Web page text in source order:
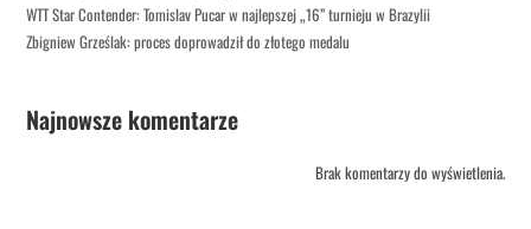
WTT Star Contender: Tomislav Pucar w najlepszej „16” turnieju w Brazylii
Zbigniew Grześlak: proces doprowadził do złotego medalu
Najnowsze komentarze
Brak komentarzy do wyświetlenia.